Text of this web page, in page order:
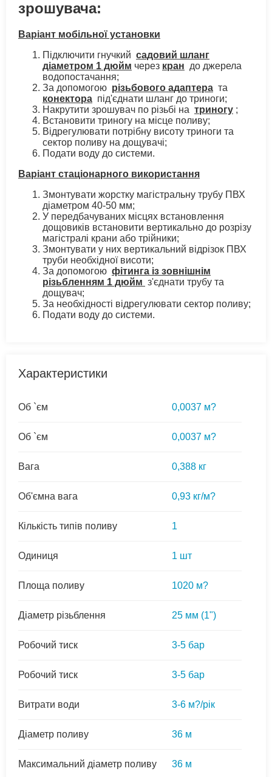
зрошувача:
Варіант мобільної установки
Підключити гнучкий садовий шланг
діаметром 1 дюйм через кран до джерела
водопостачання;
За допомогою різьбового адаптера та
конектора під'єднати шланг до триноги;
Накрутити зрошувач по різьбі на триногу ;
Встановити триногу на місце поливу;
Відрегулювати потрібну висоту триноги та
сектор поливу на дощувачі;
Подати воду до системи.
Варіант стаціонарного використання
Змонтувати жорстку магістральну трубу ПВХ
діаметром 40-50 мм;
У передбачуваних місцях встановлення
дощовиків встановити вертикально до розрізу
магістралі крани або трійники;
Змонтувати у них вертикальний відрізок ПВХ
труби необхідної висоти;
За допомогою фітинга із зовнішнім
різьбленням 1 дюйм з'єднати трубу та
дощувач;
За необхідності відрегулювати сектор поливу;
Подати воду до системи.
Характеристики
Об `єм 0,0037 м?
Об `єм 0,0037 м?
Вага 0,388 кг
Об'ємна вага 0,93 кг/м?
Кількість типів поливу 1
Одиниця 1 шт
Площа поливу 1020 м?
Діаметр різьблення 25 мм (1")
Робочий тиск 3-5 бар
Робочий тиск 3-5 бар
Витрати води 3-6 м?/рік
Діаметр поливу 36 м
Максимальний діаметр поливу 36 м